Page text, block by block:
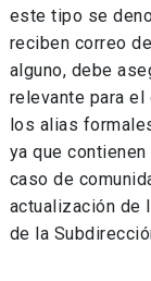
este tipo se
reciben correo
alguno, debe
relevante para el
los alias
ya que
caso de
actualización de
de la